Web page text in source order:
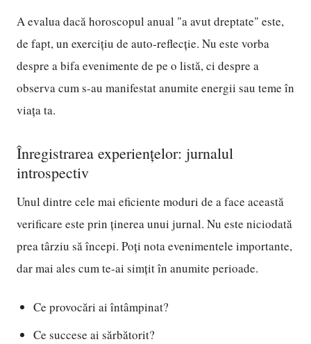
A evalua dacă horoscopul anual "a avut dreptate" este,
de fapt, un exercițiu de auto-reflecție. Nu este vorba
despre a bifa evenimente de pe o listă, ci despre a
observa cum s-au manifestat anumite energii sau teme în
viața ta.
Înregistrarea experiențelor: jurnalul
introspectiv
Unul dintre cele mai eficiente moduri de a face această
verificare este prin ținerea unui jurnal. Nu este niciodată
prea târziu să începi. Poți nota evenimentele importante,
dar mai ales cum te-ai simțit în anumite perioade.
Ce provocări ai întâmpinat?
Ce succese ai sărbătorit?